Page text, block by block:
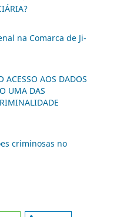
na Comarca de Ji-
ACESSO AOS DADOS
UMA DAS
criminosas no